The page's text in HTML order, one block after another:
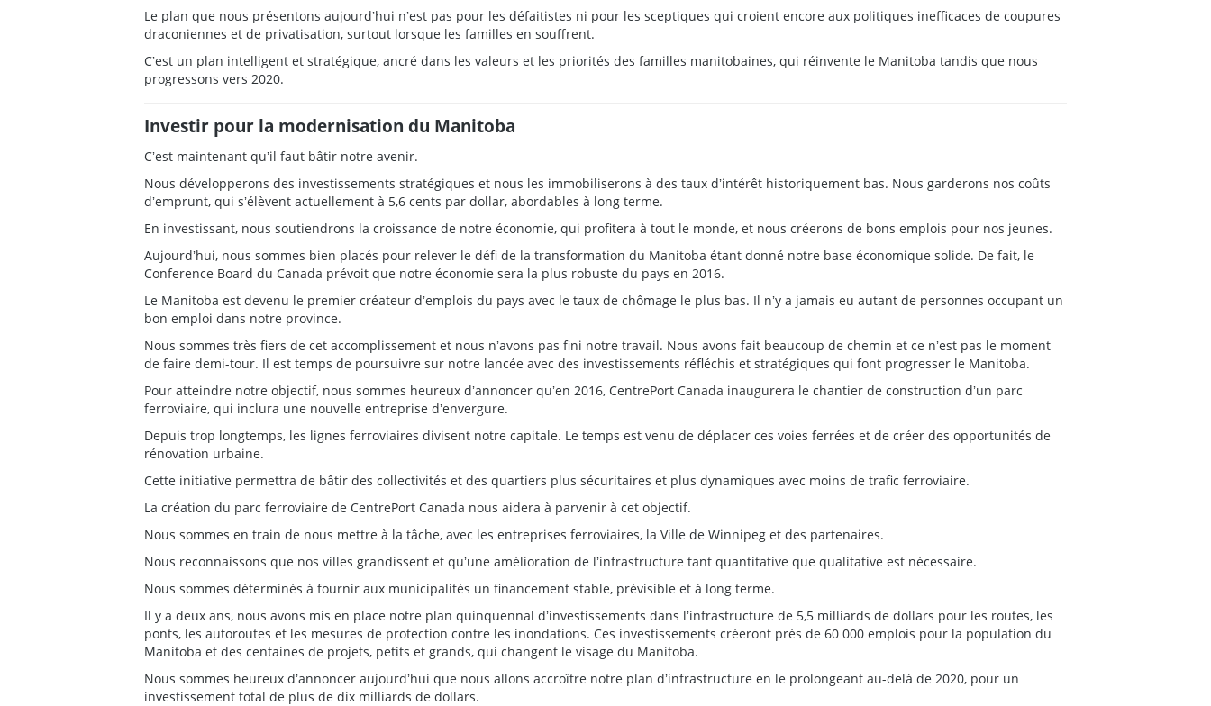
Le plan que nous présentons aujourdʼhui nʼest pas pour les défaitistes ni pour les sceptiques qui croient encore aux politiques inefficaces de coupures
draconiennes et de privatisation, surtout lorsque les familles en souffrent.
Cʼest un plan intelligent et stratégique, ancré dans les valeurs et les priorités des familles manitobaines, qui réinvente le Manitoba tandis que nous
progressons vers 2020.
Investir pour la modernisation du Manitoba
Cʼest maintenant quʼil faut bâtir notre avenir.
Nous développerons des investissements stratégiques et nous les immobiliserons à des taux dʼintérêt historiquement bas. Nous garderons nos coûts
dʼemprunt, qui sʼélèvent actuellement à 5,6 cents par dollar, abordables à long terme.
En investissant, nous soutiendrons la croissance de notre économie, qui profitera à tout le monde, et nous créerons de bons emplois pour nos jeunes.
Aujourdʼhui, nous sommes bien placés pour relever le défi de la transformation du Manitoba étant donné notre base économique solide. De fait, le
Conference Board du Canada prévoit que notre économie sera la plus robuste du pays en 2016.
Le Manitoba est devenu le premier créateur dʼemplois du pays avec le taux de chômage le plus bas. Il nʼy a jamais eu autant de personnes occupant un
bon emploi dans notre province.
Nous sommes très fiers de cet accomplissement et nous nʼavons pas fini notre travail. Nous avons fait beaucoup de chemin et ce nʼest pas le moment
de faire demi-tour. Il est temps de poursuivre sur notre lancée avec des investissements réfléchis et stratégiques qui font progresser le Manitoba.
Pour atteindre notre objectif, nous sommes heureux dʼannoncer quʼen 2016, CentrePort Canada inaugurera le chantier de construction dʼun parc
ferroviaire, qui inclura une nouvelle entreprise dʼenvergure.
Depuis trop longtemps, les lignes ferroviaires divisent notre capitale. Le temps est venu de déplacer ces voies ferrées et de créer des opportunités de
rénovation urbaine.
Cette initiative permettra de bâtir des collectivités et des quartiers plus sécuritaires et plus dynamiques avec moins de trafic ferroviaire.
La création du parc ferroviaire de CentrePort Canada nous aidera à parvenir à cet objectif.
Nous sommes en train de nous mettre à la tâche, avec les entreprises ferroviaires, la Ville de Winnipeg et des partenaires.
Nous reconnaissons que nos villes grandissent et quʼune amélioration de lʼinfrastructure tant quantitative que qualitative est nécessaire.
Nous sommes déterminés à fournir aux municipalités un financement stable, prévisible et à long terme.
Il y a deux ans, nous avons mis en place notre plan quinquennal dʼinvestissements dans lʼinfrastructure de 5,5 milliards de dollars pour les routes, les
ponts, les autoroutes et les mesures de protection contre les inondations. Ces investissements créeront près de 60 000 emplois pour la population du
Manitoba et des centaines de projets, petits et grands, qui changent le visage du Manitoba.
Nous sommes heureux dʼannoncer aujourdʼhui que nous allons accroître notre plan dʼinfrastructure en le prolongeant au-delà de 2020, pour un
investissement total de plus de dix milliards de dollars.